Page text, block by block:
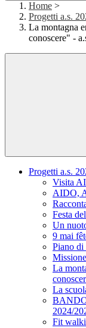
Home >
Progetti a.s.
La montagna
conoscere" -
Progetti a.s.
Visita
AIDO,
Festa
Un
9 mai
Piano
La
La
2024/
Fit